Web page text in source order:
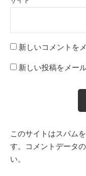
新しいコメントを
新しい投稿をメー
このサイトはスパム
す。 コメントデータ
い。